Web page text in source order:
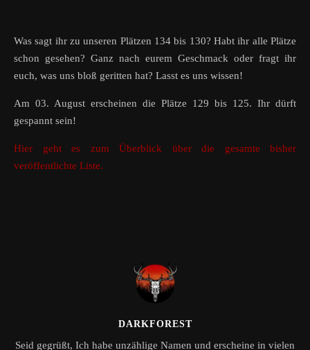
Was sagt ihr zu unseren Plätzen 134 bis 130? Habt ihr alle Plätze
schon gesehen? Ganz nach eurem Geschmack oder fragt ihr
euch, was uns bloß geritten hat? Lasst es uns wissen!
Am 03. August erscheinen die Plätze 129 bis 125. Ihr dürft
gespannt sein!
Hier geht es zum Überblick über die gesamte bisher
veröffentlichte Liste.
DARKFOREST
Seid gegrüßt, Ich habe unzählige Namen und erscheine in vielen